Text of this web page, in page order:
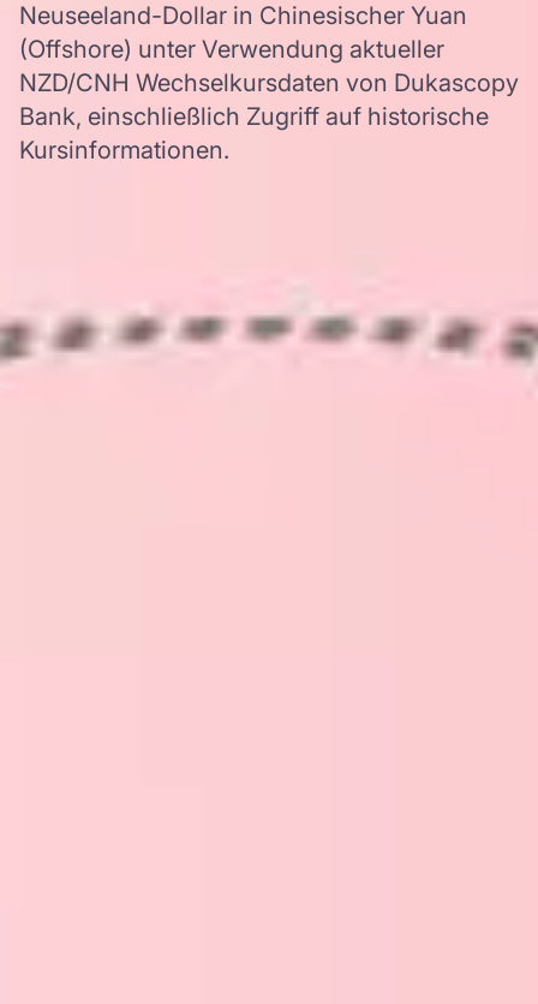
Neuseeland-Dollar in Chinesischer Yuan
(Offshore) unter Verwendung aktueller
NZD/CNH Wechselkursdaten von Dukascopy
Bank, einschließlich Zugriff auf historische
Kursinformationen.